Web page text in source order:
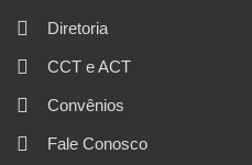
Diretoria
CCT e ACT
Convênios
Fale Conosco